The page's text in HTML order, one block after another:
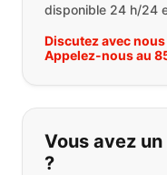
disponible 24 h/24
Discutez avec
Appelez-nous au
Vous avez
?